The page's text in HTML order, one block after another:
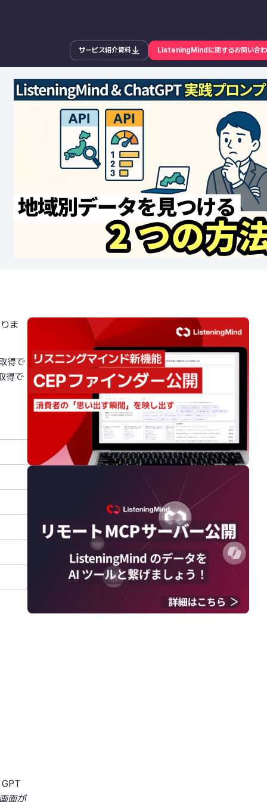
サービス紹介資料 ListeningMindに関するお問い合
ま
得で
得で
面が